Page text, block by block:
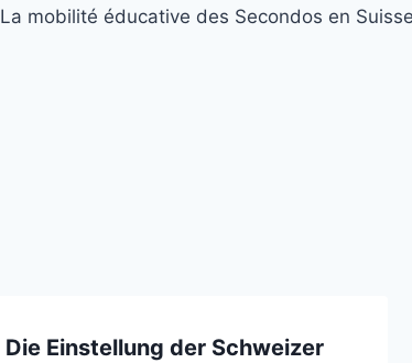
La mobilité éducative des Secondos en
Die Einstellung der Schweizer